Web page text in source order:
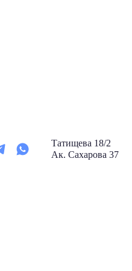
Татищева 18/2⠀⠀⠀
Ак. Сахарова 37⠀⠀